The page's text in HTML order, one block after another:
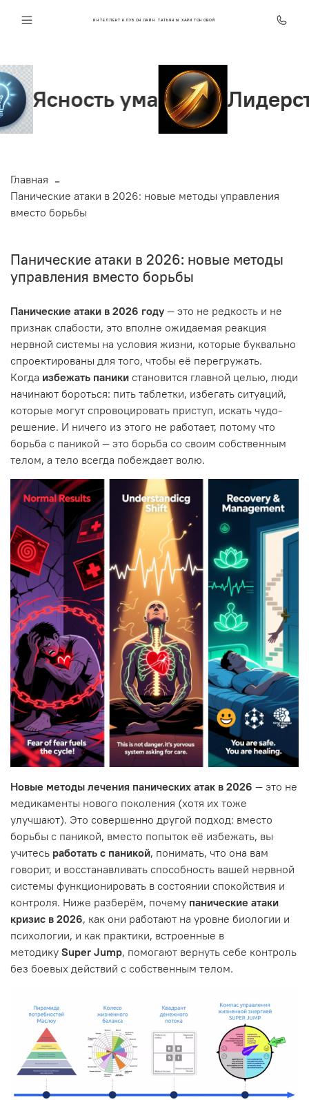
ИНТЕЛЛЕКТ КЛУБ ОНЛАЙН ТАТЬЯНЫ ХАРИТОНОВОЙ
ума Лидерство и
Главная
Панические атаки в 2026: новые методы управления
вместо борьбы
Панические атаки в 2026: новые методы
управления вместо борьбы
Панические атаки в 2026 году — это не редкость и не
признак слабости, это вполне ожидаемая реакция
нервной системы на условия жизни, которые буквально
спроектированы для того, чтобы её перегружать.
Когда избежать паники становится главной целью, люди
начинают бороться: пить таблетки, избегать ситуаций,
которые могут спровоцировать приступ, искать чудо-
решение. И ничего из этого не работает, потому что
борьба с паникой — это борьба со своим собственным
телом, а тело всегда побеждает волю.
Новые методы лечения панических атак в 2026 — это не
медикаменты нового поколения (хотя их тоже
улучшают). Это совершенно другой подход: вместо
борьбы с паникой, вместо попыток её избежать, вы
учитесь работать с паникой, понимать, что она вам
говорит, и восстанавливать способность вашей нервной
системы функционировать в состоянии спокойствия и
контроля. Ниже разберём, почему панические атаки
кризис в 2026, как они работают на уровне биологии и
психологии, и как практики, встроенные в
методику Super Jump, помогают вернуть себе контроль
без боевых действий с собственным телом.